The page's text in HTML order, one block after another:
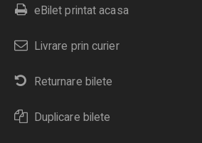
eBilet printat acasa
Livrare prin curier
Returnare bilete
Duplicare bilete